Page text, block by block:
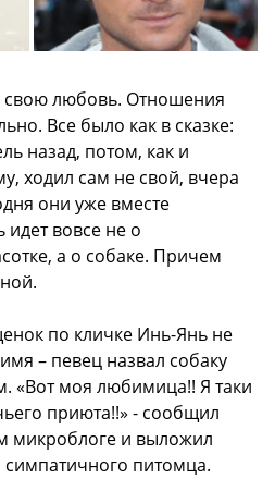
свою любовь. Отношения
Все было как в сказке:
назад, потом, как и
ходил сам не свой, вчера
они уже вместе
вовсе не о
а о собаке. Причем
по кличке Инь-Янь не
– певец назвал собаку
«Вот моя любимица!! Я таки
приюта!!» - сообщил
микроблоге и выложил
питомца.